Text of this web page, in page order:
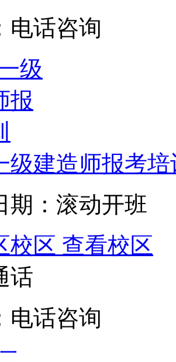
电话咨询
级建造师报考培
期：滚动开班
校区 查看校区
话
电话咨询